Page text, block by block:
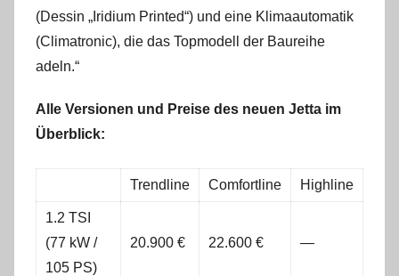
(Dessin „Iridium Printed“) und eine Klimaautomatik
(Climatronic), die das Topmodell der Baureihe
adeln.“
Alle Versionen und Preise des neuen Jetta im
Überblick:
Trendline Comfortline Highline
1.2 TSI
(77 kW /
105 PS)
20.900 € 22.600 € —